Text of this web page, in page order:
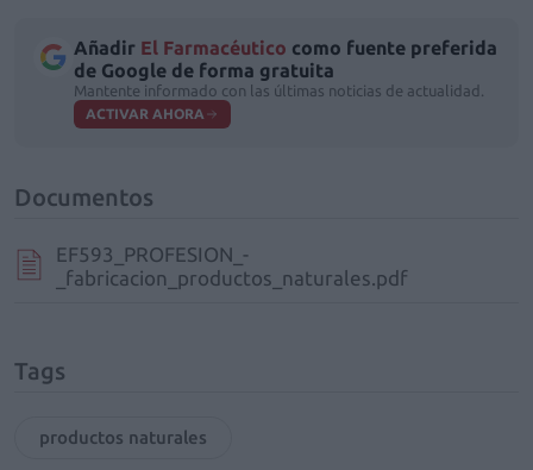
Añadir El Farmacéutico como fuente preferida
de Google de forma gratuita
Mantente informado con las últimas noticias de actualidad.
ACTIVAR AHORA
Documentos
EF593_PROFESION_-
_fabricacion_productos_naturales.pdf
Tags
productos naturales